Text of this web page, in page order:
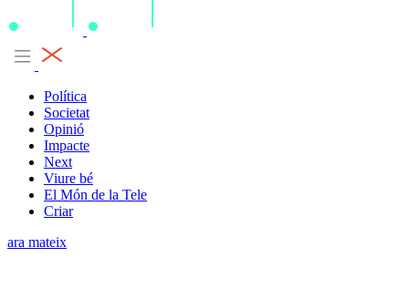
Política
Societat
Opinió
Impacte
Next
Viure bé
El Món de la Tele
Criar
ara mateix